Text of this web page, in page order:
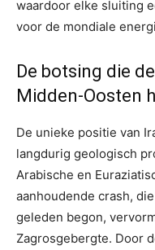
waardoor elke sluiting
voor de mondiale
De botsing die
Midden-Oosten
De unieke positie van
langdurig geologisch
Arabische en
aanhoudende crash,
geleden begon,
Zagrosgebergte. Door